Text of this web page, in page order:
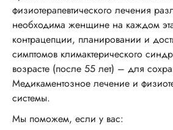
физиотерапевтического лечения
необходима женщине на каждом
контрацепции, планировании и
симптомов климактерического
возрасте (после 55 лет) – для
Медикаментозное лечение и
системы.
Мы поможем, если у вас: